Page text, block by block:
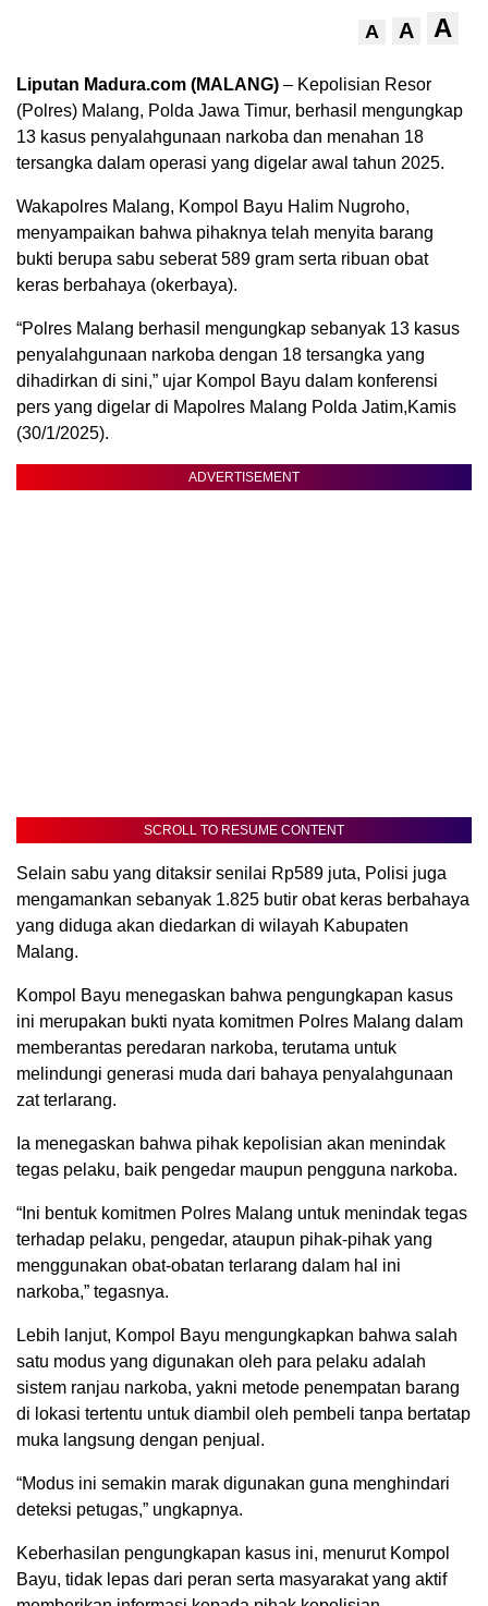
A A A
Liputan Madura.com (MALANG) – Kepolisian Resor
(Polres) Malang, Polda Jawa Timur, berhasil mengungkap
13 kasus penyalahgunaan narkoba dan menahan 18
tersangka dalam operasi yang digelar awal tahun 2025.
Wakapolres Malang, Kompol Bayu Halim Nugroho,
menyampaikan bahwa pihaknya telah menyita barang
bukti berupa sabu seberat 589 gram serta ribuan obat
keras berbahaya (okerbaya).
“Polres Malang berhasil mengungkap sebanyak 13 kasus
penyalahgunaan narkoba dengan 18 tersangka yang
dihadirkan di sini,” ujar Kompol Bayu dalam konferensi
pers yang digelar di Mapolres Malang Polda Jatim,Kamis
(30/1/2025).
ADVERTISEMENT
SCROLL TO RESUME CONTENT
Selain sabu yang ditaksir senilai Rp589 juta, Polisi juga
mengamankan sebanyak 1.825 butir obat keras berbahaya
yang diduga akan diedarkan di wilayah Kabupaten
Malang.
Kompol Bayu menegaskan bahwa pengungkapan kasus
ini merupakan bukti nyata komitmen Polres Malang dalam
memberantas peredaran narkoba, terutama untuk
melindungi generasi muda dari bahaya penyalahgunaan
zat terlarang.
Ia menegaskan bahwa pihak kepolisian akan menindak
tegas pelaku, baik pengedar maupun pengguna narkoba.
“Ini bentuk komitmen Polres Malang untuk menindak tegas
terhadap pelaku, pengedar, ataupun pihak-pihak yang
menggunakan obat-obatan terlarang dalam hal ini
narkoba,” tegasnya.
Lebih lanjut, Kompol Bayu mengungkapkan bahwa salah
satu modus yang digunakan oleh para pelaku adalah
sistem ranjau narkoba, yakni metode penempatan barang
di lokasi tertentu untuk diambil oleh pembeli tanpa bertatap
muka langsung dengan penjual.
“Modus ini semakin marak digunakan guna menghindari
deteksi petugas,” ungkapnya.
Keberhasilan pengungkapan kasus ini, menurut Kompol
Bayu, tidak lepas dari peran serta masyarakat yang aktif